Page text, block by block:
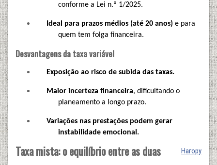
conforme a Lei n.º 1/2025.
Ideal para prazos médios (até 20 anos) e para
quem tem folga financeira.
Desvantagens da taxa variável
Exposição ao risco de subida das taxas.
Maior incerteza financeira, dificultando o
planeamento a longo prazo.
Variações nas prestações podem gerar
instabilidade emocional.
Нагору
Taxa mista: o equilíbrio entre as duas